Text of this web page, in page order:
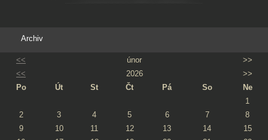
Archiv
<< únor
>>
<<
2026
>>
Po
Út St Čt Pá So
Ne
1
2
3 4 5 6 7
8
9
10 11 12 13 14
15